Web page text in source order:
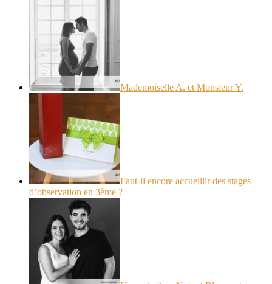
Mademoiselle A. et Monsieur Y.
Faut-il encore accueillir des stages
d’observation en 3ème ?